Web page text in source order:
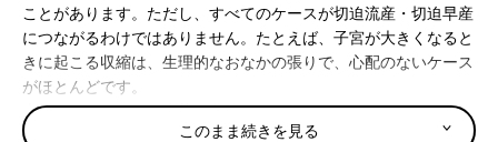
ことがあります。ただし、すべてのケースが切迫流産・切迫早産
につながるわけではありません。たとえば、子宮が大きくなると
きに起こる収縮は、生理的なおなかの張りで、心配のないケース
がほとんどです。
大切なのは、どんな症状が危険か？を知っておくことです。
このまま続きを見る